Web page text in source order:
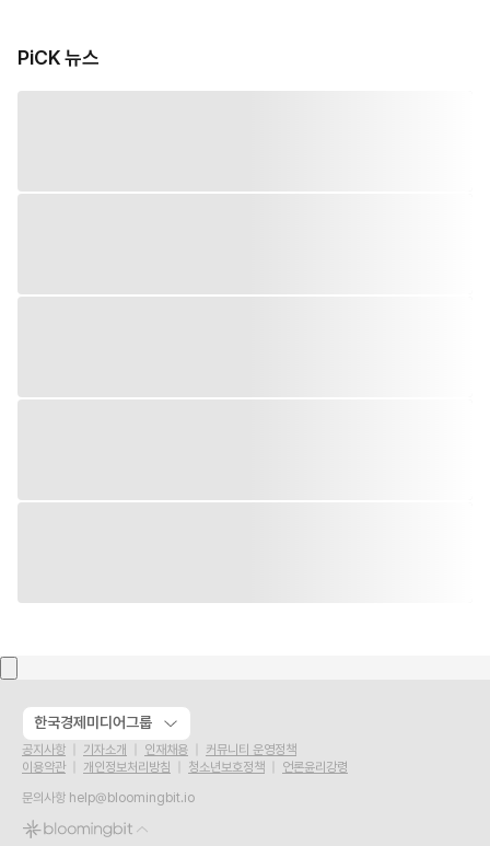
PiCK 뉴스
한국경제미디어그룹
공지사항 기자소개 인재채용
커뮤니티 운영정책
이용약관
개인정보처리방침 청소년보호정책
언론윤리강령
문의사항 help@bloomingbit.io